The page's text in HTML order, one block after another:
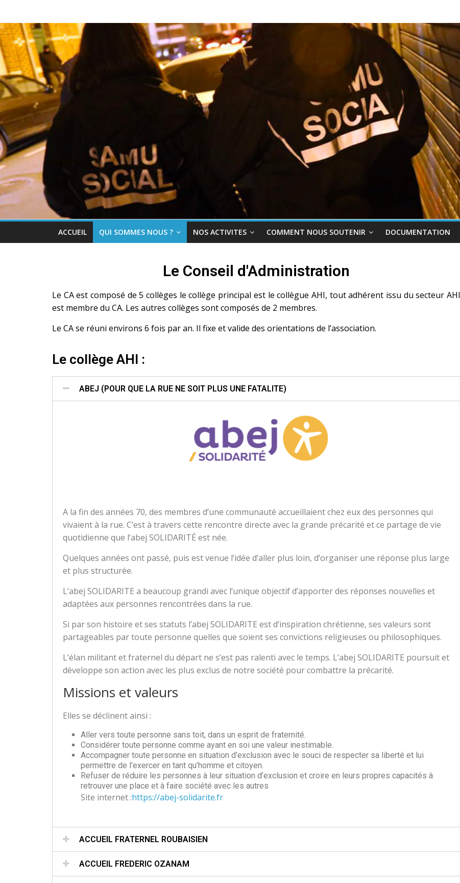
ACCUEIL QUI SOMMES NOUS ? NOS ACTIVITES COMMENT NOUS SOUTENIR DOCUMENTATION
Le Conseil d'Administration
Le CA est composé de 5 collèges le collège principal est le collègue AHI, tout adhérent issu du secteur AHI
est membre du CA. Les autres collèges sont composés de 2 membres.
Le CA se réuni environs 6 fois par an. Il fixe et valide des orientations de l’association.
Le collège AHI :
ABEJ (POUR QUE LA RUE NE SOIT PLUS UNE FATALITE)
A la fin des années 70, des membres d’une communauté accueillaient chez eux des personnes qui
vivaient à la rue. C’est à travers cette rencontre directe avec la grande précarité et ce partage de vie
quotidienne que l’abej SOLIDARITÉ est née.
Quelques années ont passé, puis est venue l’idée d’aller plus loin, d’organiser une réponse plus large
et plus structurée.
L’abej SOLIDARITE a beaucoup grandi avec l’unique objectif d’apporter des réponses nouvelles et
adaptées aux personnes rencontrées dans la rue.
Si par son histoire et ses statuts l’abej SOLIDARITE est d’inspiration chrétienne, ses valeurs sont
partageables par toute personne quelles que soient ses convictions religieuses ou philosophiques.
L’élan militant et fraternel du départ ne s’est pas ralenti avec le temps. L’abej SOLIDARITE poursuit et
développe son action avec les plus exclus de notre société pour combattre la précarité.
Missions et valeurs
Elles se déclinent ainsi :
Aller vers toute personne sans toit, dans un esprit de fraternité.
Considérer toute personne comme ayant en soi une valeur inestimable.
Accompagner toute personne en situation d’exclusion avec le souci de respecter sa liberté et lui
permettre de l’exercer en tant qu’homme et citoyen.
Refuser de réduire les personnes à leur situation d’exclusion et croire en leurs propres capacités à
retrouver une place et à faire société avec les autres
Site internet :https://abej-solidarite.fr
ACCUEIL FRATERNEL ROUBAISIEN
ACCUEIL FREDERIC OZANAM